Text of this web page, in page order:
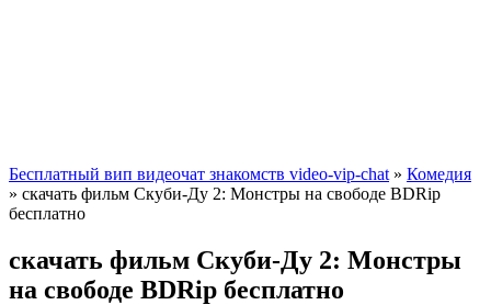
Бесплатный вип видеочат знакомств video-vip-chat » Комедия
» скачать фильм Скуби-Ду 2: Монстры на свободе BDRip
бесплатно
скачать фильм Скуби-Ду 2: Монстры
на свободе BDRip бесплатно